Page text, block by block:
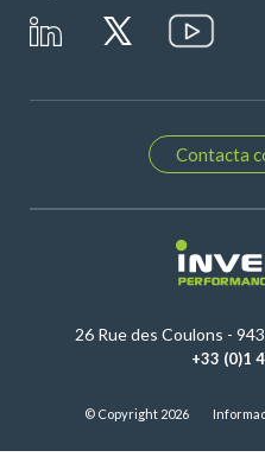
Contacta
26 Rue des Coulons -
+33 (0)1
© Copyright 2026